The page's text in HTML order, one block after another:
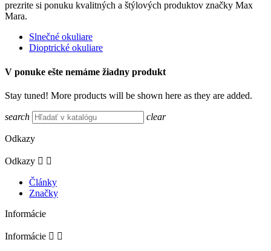
prezrite si ponuku kvalitných a štýlových produktov značky Max
Mara.
Slnečné okuliare
Dioptrické okuliare
V ponuke ešte nemáme žiadny produkt
Stay tuned! More products will be shown here as they are added.
search clear
Odkazy
Odkazy  
Články
Značky
Informácie
Informácie  